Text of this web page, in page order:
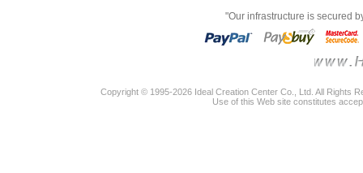
"Our infrastructure is secured
Copyright © 1995-2026 Ideal Creation Center Co., Ltd. All Rights
Use of this Web site constitutes